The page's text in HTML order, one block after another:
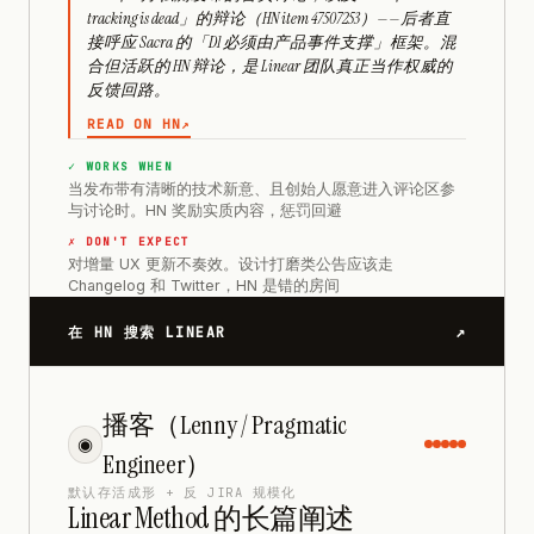
tracking is dead」的辩论（HN item 47507253）——后者直
接呼应 Sacra 的「D1 必须由产品事件支撑」框架。混
合但活跃的 HN 辩论，是 Linear 团队真正当作权威的
反馈回路。
READ ON HN↗
✓ WORKS WHEN
当发布带有清晰的技术新意、且创始人愿意进入评论区参
与讨论时。HN 奖励实质内容，惩罚回避
✗ DON'T EXPECT
对增量 UX 更新不奏效。设计打磨类公告应该走
Changelog 和 Twitter，HN 是错的房间
在 HN 搜索 LINEAR ↗
◉
播客（Lenny / Pragmatic
Engineer）
默认存活成形 + 反 JIRA 规模化
Linear Method 的长篇阐述